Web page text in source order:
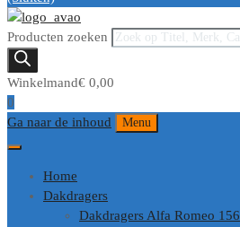
Producten zoeken
Winkelmand€ 0,00
0
Ga naar de inhoud
Menu
Home
Dakdragers
Dakdragers Alfa Romeo 156